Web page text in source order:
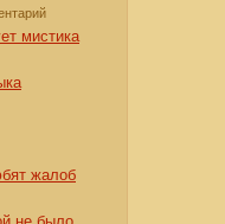
мистика
жалоб